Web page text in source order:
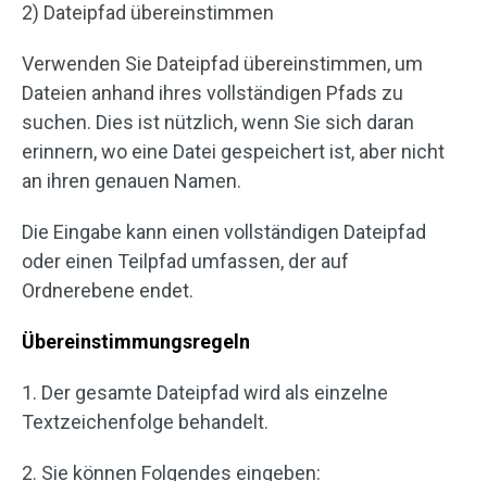
2) Dateipfad übereinstimmen
Verwenden Sie Dateipfad übereinstimmen, um
Dateien anhand ihres vollständigen Pfads zu
suchen. Dies ist nützlich, wenn Sie sich daran
erinnern, wo eine Datei gespeichert ist, aber nicht
an ihren genauen Namen.
Die Eingabe kann einen vollständigen Dateipfad
oder einen Teilpfad umfassen, der auf
Ordnerebene endet.
Übereinstimmungsregeln
1. Der gesamte Dateipfad wird als einzelne
Textzeichenfolge behandelt.
2. Sie können Folgendes eingeben: